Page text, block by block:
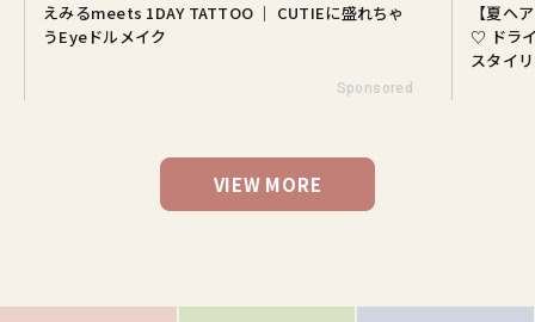
えみるmeets 1DAY TATTOO ｜ CUTIEに盛れちゃ
うEyeドルメイク
Sponsored
【夏ヘ
♡ ドラ
スタイ
VIEW MORE